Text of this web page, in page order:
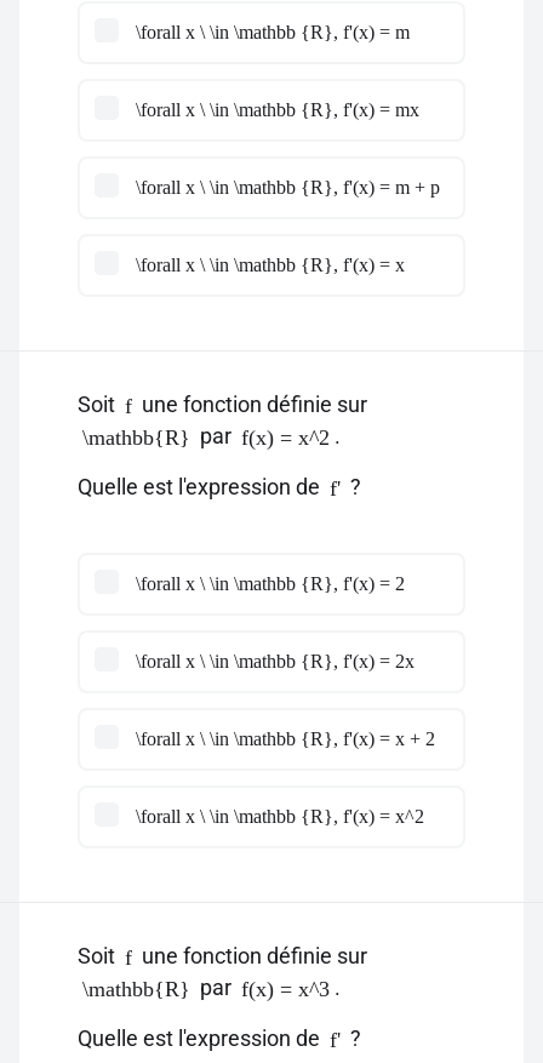
\forall x \ \in \mathbb {R}, f'(x) = m
\forall x \ \in \mathbb {R}, f'(x) = mx
\forall x \ \in \mathbb {R}, f'(x) = m + p
\forall x \ \in \mathbb {R}, f'(x) = x
Soit f une fonction définie sur
\mathbb{R} par f(x) = x^2 .
Quelle est l'expression de f' ?
\forall x \ \in \mathbb {R}, f'(x) = 2
\forall x \ \in \mathbb {R}, f'(x) = 2x
\forall x \ \in \mathbb {R}, f'(x) = x + 2
\forall x \ \in \mathbb {R}, f'(x) = x^2
Soit f une fonction définie sur
\mathbb{R} par f(x) = x^3 .
Quelle est l'expression de f' ?